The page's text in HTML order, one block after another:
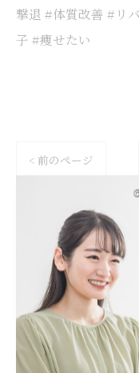
撃退 #体質改善 #リ
子 #痩せたい
< 前のページ